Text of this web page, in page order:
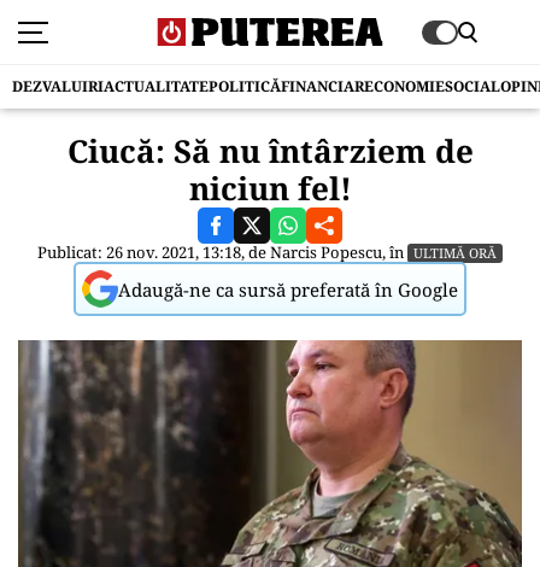
DEZVALUIRIACTUALITATEPOLITICĂFINANCIARECONOMIESOCIAL
Ciucă: Să nu întârziem de
niciun fel!
Publicat: 26 nov. 2021, 13:18, deNarcis Popescu, în ULTIMĂ ORĂ
Adaugă-ne ca sursă preferată în Google